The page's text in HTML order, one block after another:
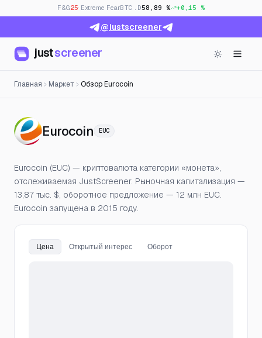
F&G25· Extreme FearBTC.D58,89 % +0,15 %
@justscreener
justscreener
Главная Маркет Обзор Eurocoin
Eurocoin — Цена, открытый
EUC
Eurocoin (EUC) — криптовалюта категории «монета»,
отслеживаемая JustScreener. Рыночная капитализация —
13,87 тыс. $, оборотное предложение — 12 млн EUC.
Eurocoin запущена в 2015 году.
Цена Открытый интерес Оборот